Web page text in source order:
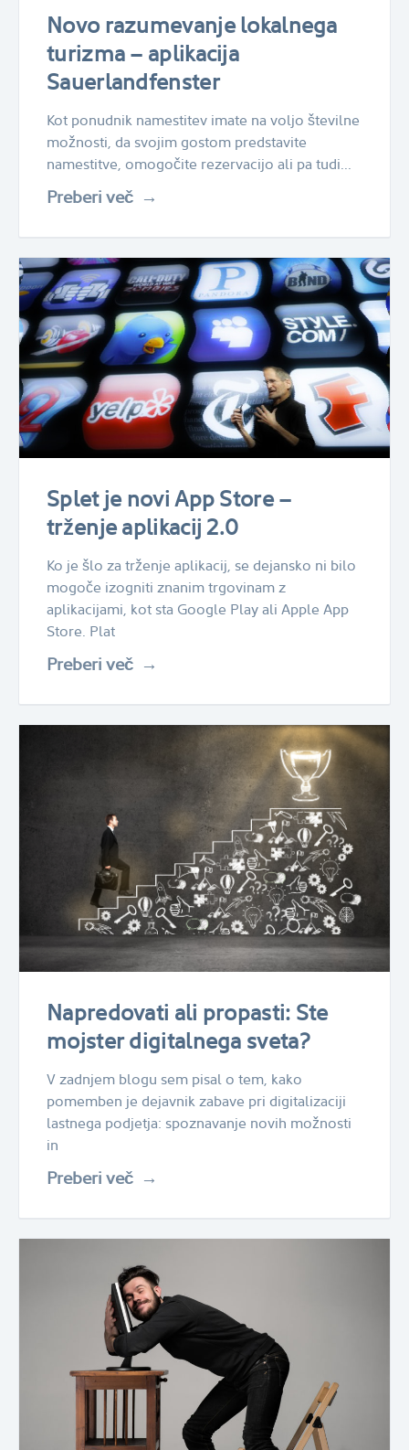
Novo razumevanje lokalnega
turizma – aplikacija
Sauerlandfenster
Kot ponudnik namestitev imate na voljo številne
možnosti, da svojim gostom predstavite
namestitve, omogočite rezervacijo ali pa tudi...
Preberi več
Splet je novi App Store –
trženje aplikacij 2.0
Ko je šlo za trženje aplikacij, se dejansko ni bilo
mogoče izogniti znanim trgovinam z
aplikacijami, kot sta Google Play ali Apple App
Store. Plat
Preberi več
Napredovati ali propasti: Ste
mojster digitalnega sveta?
V zadnjem blogu sem pisal o tem, kako
pomemben je dejavnik zabave pri digitalizaciji
lastnega podjetja: spoznavanje novih možnosti
in
Preberi več